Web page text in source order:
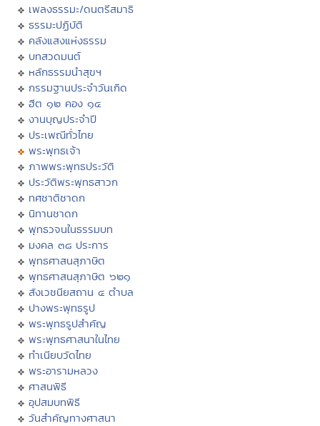
เพลงธรรมะ/ดนตรีสมาธิ
ธรรมะปฏิบัติ
คลังแสงแห่งธรรม
บทสวดมนต์
หลักธรรมนำสุขฯ
กรรมฐานประจำวันเกิด
ฮีต ๑๒ คอง ๑๔
งานบุญประจำปี
ประเพณีทั่วไทย
พระพุทธเจ้า
ภาพพระพุทธประวัติ
ประวัติพระพุทธสาวก
ทศชาติชาดก
นิทานชาดก
พุทธวจนในธรรมบท
มงคล ๓๘ ประการ
พุทธศาสนสุภาษิต
พุทธศาสนสุภาษิต ๖๒๑
สังเวชนียสถาน ๔ ตำบล
ปางพระพุทธรูป
พระพุทธรูปสำคัญ
พระพุทธศาสนาในไทย
ทำเนียบวัดไทย
พระอารามหลวง
ศาสนพิธี
อุปสมบทพิธี
วันสำคัญทางศาสนา